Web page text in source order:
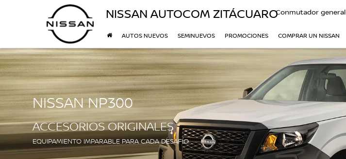
NISSAN AUTOCOM ZITÁCUAROConmutador general
AUTOS NUEVOS SEMINUEVOS PROMOCIONES COMPRAR UN NISSAN
NISSAN NP300
ACCESORIOS ORIGINALES
EQUIPAMIENTO IMPARABLE PARA CADA DESAFÍO.